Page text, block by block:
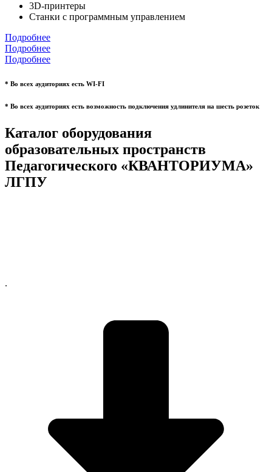
3D-принтеры
Станки с программным управлением
Подробнее
Подробнее
Подробнее
* Во всех аудиториях есть WI-FI
* Во всех аудиториях есть возможность подключения удлинителя на шесть розеток
Каталог оборудования
образовательных пространств
Педагогического «КВАНТОРИУМА»
ЛГПУ
.